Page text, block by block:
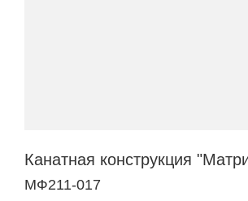
Канатная конструкция
МФ211-017